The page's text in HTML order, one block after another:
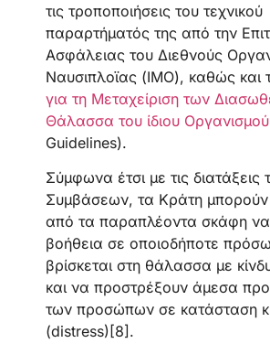
τις τροποποιήσεις του τεχνικού
παραρτήματός της από την
Ασφάλειας του Διεθνούς
Ναυσιπλοϊας (ΙΜΟ), καθώς και
για τη Μεταχείριση των
Θάλασσα του ίδιου Οργανισμού
Guidelines).
Σύμφωνα έτσι με τις
Συμβάσεων, τα Κράτη μπορούν
από τα παραπλέοντα σκάφη
βοήθεια σε οποιοδήποτε
βρίσκεται στη θάλασσα με
και να προστρέξουν άμεσα
των προσώπων σε κατάσταση
(distress)[8].